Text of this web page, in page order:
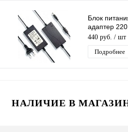
Блок
адаптер
мм
440 руб. / шт
Подробнее
НАЛИЧИЕ В